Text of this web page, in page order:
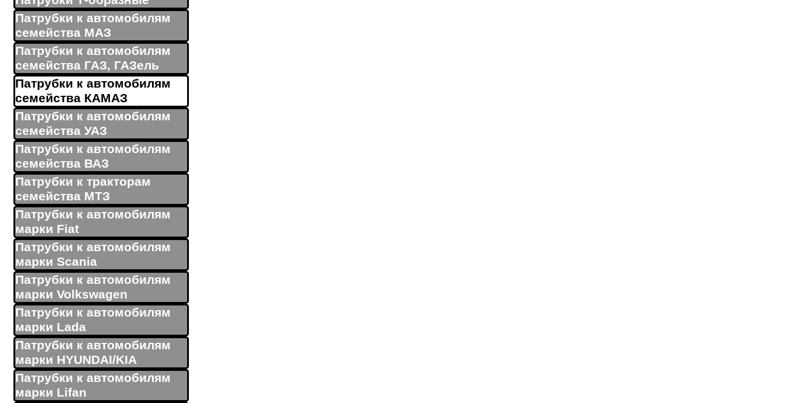
Патрубки к автомобилям
семейства МАЗ
Патрубки к автомобилям
семейства ГАЗ, ГАЗель
Патрубки к автомобилям
семейства КАМАЗ
Патрубки к автомобилям
семейства УАЗ
Патрубки к автомобилям
семейства ВАЗ
Патрубки к тракторам
семейства МТЗ
Патрубки к автомобилям
марки Fiat
Патрубки к автомобилям
марки Scania
Патрубки к автомобилям
марки Volkswagen
Патрубки к автомобилям
марки Lada
Патрубки к автомобилям
марки HYUNDAI/KIA
Патрубки к автомобилям
марки Lifan